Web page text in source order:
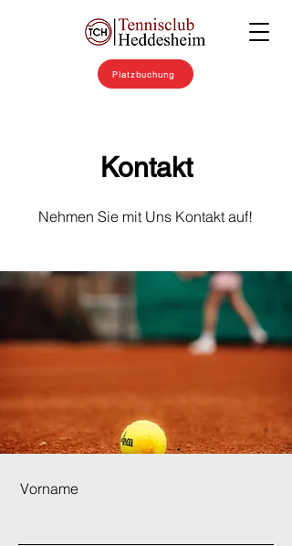
Platzbuchung
Kontakt
Nehmen Sie mit Uns Kontakt auf!
Vorname